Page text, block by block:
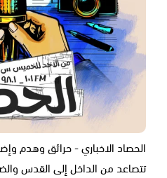
الحصاد الاخباري - حرائق وهدم
تتصاعد من الداخل إلى القدس والضفة -